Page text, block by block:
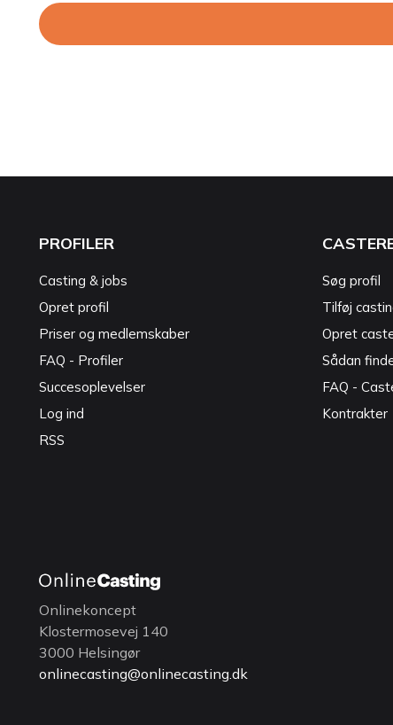
PROFILER
Casting & jobs
Opret profil
Priser og medlemskaber
FAQ - Profiler
Succesoplevelser
Log ind
RSS
Søg profil
Tilføj
Opret
Sådan
FAQ -
Kontrakter
Onlinekoncept
Klostermosevej 140
3000 Helsingør
onlinecasting@onlinecasting.dk